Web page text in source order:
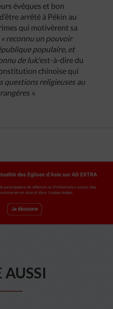
évêques et bon
arrêté à Pékin au
qui motivèrent sa
« reconnu un pouvoir
populaire, et
de luic’est-à-dire du
chinoise qui
questions religieuses au
».
AUSSI